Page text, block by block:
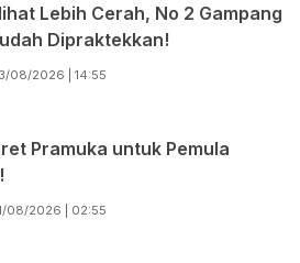
Lebih Cerah, No 2 Gampang
Dipraktekkan!
08/2026 | 14:55
Pramuka untuk Pemula
08/2026 | 02:55